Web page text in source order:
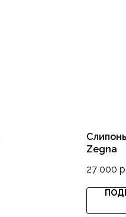
Zegna
27 000 р.